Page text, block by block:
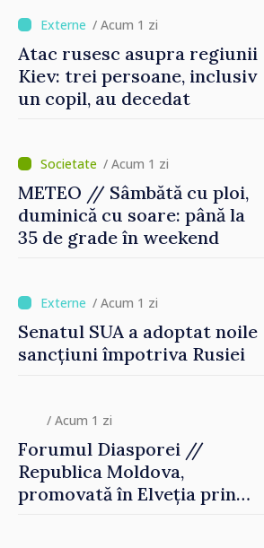
/ Acum 1 zi
Atac rusesc asupra regiunii
Kiev: trei persoane, inclusiv
un copil, au decedat
/ Acum 1 zi
METEO // Sâmbătă cu ploi,
duminică cu soare: până la
35 de grade în weekend
/ Acum 1 zi
Senatul SUA a adoptat noile
sancțiuni împotriva Rusiei
/ Acum 1 zi
Forumul Diasporei //
Republica Moldova,
promovată în Elveția prin